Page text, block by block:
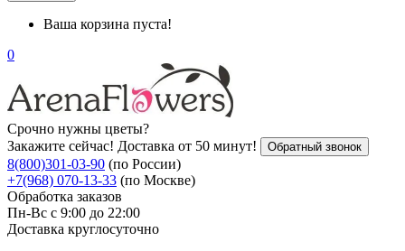
Ваша корзина пуста!
0
Срочно нужны цветы?
Закажите сейчас! Доставка от 50 минут!
Обратный звонок
8(800)301-03-90 (по России)
+7(968) 070-13-33 (по Москве)
Обработка заказов
Пн-Вс с 9:00 до 22:00
Доставка круглосуточно